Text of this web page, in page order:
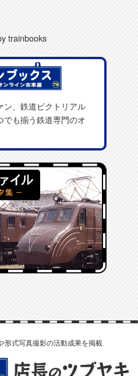
trainbooks
ン、鉄道ピクトリアル
でも揃う鉄道専門のオ
形式写真撮影の活動成果を掲載